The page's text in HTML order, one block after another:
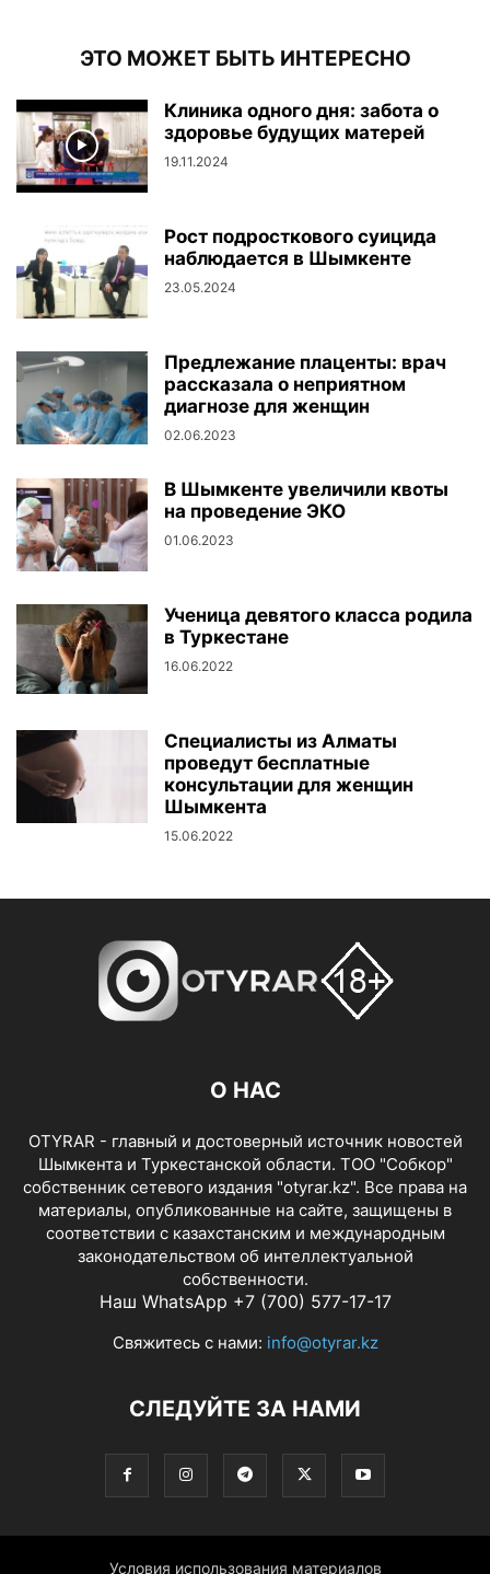
ЭТО МОЖЕТ БЫТЬ ИНТЕРЕСНО
Клиника одного дня: забота о
здоровье будущих матерей
19.11.2024
Рост подросткового суицида
наблюдается в Шымкенте
23.05.2024
Предлежание плаценты: врач
рассказала о неприятном
диагнозе для женщин
02.06.2023
В Шымкенте увеличили квоты
на проведение ЭКО
01.06.2023
Ученица девятого класса родила
в Туркестане
16.06.2022
Специалисты из Алматы
проведут бесплатные
консультации для женщин
Шымкента
15.06.2022
О НАС
OTYRAR - главный и достоверный источник новостей
Шымкента и Туркестанской области. ТОО "Собкор"
собственник сетевого издания "otyrar.kz". Все права на
материалы, опубликованные на сайте, защищены в
соответствии с казахстанским и международным
законодательством об интеллектуальной
собственности.
Наш WhatsApp +7 (700) 577-17-17
Свяжитесь с нами: info@otyrar.kz
СЛЕДУЙТЕ ЗА НАМИ
Условия использования материалов